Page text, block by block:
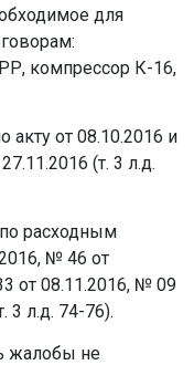
для
компрессор К-16,
акту от 08.10.2016 и
(т. 3 л.д.
расходным
№ 46 от
от 08.11.2016, № 09
3 л.д. 74-76).
жалобы не